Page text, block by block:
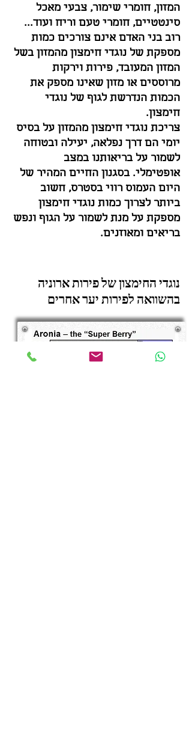
המזון, חומרי שימור, צבעי מאכל
סינטטיים, חומרי טעם וריח ועוד...
רוב בני האדם אינם צורכים כמות
מספקת של נוגדי חימצון מהמזון בשל
המזון המעובד, פירות וירקות
מרוססים או מזון שאינו מספק את
הכמות הנדרשת לגוף של נוגדי
חימצון.
צריכת נוגדי חימצון מהמזון על בסיס
יומי הם דרך נפלאה, יעילה ובטוחה
לשמור על בריאותנו במצב
אופטימלי. בסגנון החיים המהיר של
היום העמוס רווי בסטרס, חשוב
ביותר לצרוך כמות נוגדי חימצון
מספקת על מנת לשמור על הגוף ונפש
בריאים ומאוזנים.
נוגדי החימצון של פירות ארוניה
בהשוואה לפירות יער אחרים